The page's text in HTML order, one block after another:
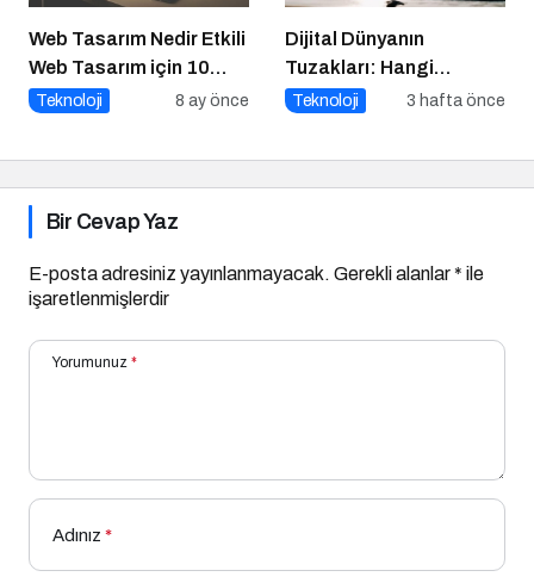
Web Tasarım Nedir Etkili
Web Tasarım için 10
Altın İpucu
Teknoloji 8 ay önce
Dijital Dünyanın
Tuzakları: Hangi
Yöntemleri
Teknoloji 3 hafta önce
Bir Cevap Yaz
E-posta adresiniz yayınlanmayacak. Gerekli alanlar* ile
işaretlenmişlerdir
Yorumunuz *
Adınız *